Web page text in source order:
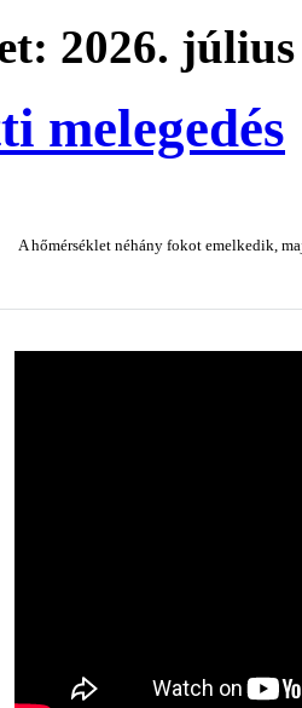
2026. július
melegedés
A hőmérséklet néhány fokot emelkedik,